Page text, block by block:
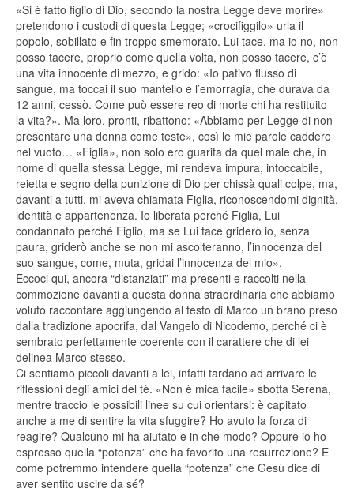
«Si è fatto figlio di Dio, secondo la nostra Legge deve morire»
pretendono i custodi di questa Legge; «crocifiggilo» urla il
popolo, sobillato e fin troppo smemorato. Lui tace, ma io no, non
posso tacere, proprio come quella volta, non posso tacere, c’è
una vita innocente di mezzo, e grido: «Io pativo flusso di
sangue, ma toccai il suo mantello e l’emorragia, che durava da
12 anni, cessò. Come può essere reo di morte chi ha restituito
la vita?». Ma loro, pronti, ribattono: «Abbiamo per Legge di non
presentare una donna come teste», così le mie parole caddero
nel vuoto… «Figlia», non solo ero guarita da quel male che, in
nome di quella stessa Legge, mi rendeva impura, intoccabile,
reietta e segno della punizione di Dio per chissà quali colpe, ma,
davanti a tutti, mi aveva chiamata Figlia, riconoscendomi dignità,
identità e appartenenza. Io liberata perché Figlia, Lui
condannato perché Figlio, ma se Lui tace griderò io, senza
paura, griderò anche se non mi ascolteranno, l’innocenza del
suo sangue, come, muta, gridai l’innocenza del mio».
Eccoci qui, ancora “distanziati” ma presenti e raccolti nella
commozione davanti a questa donna straordinaria che abbiamo
voluto raccontare aggiungendo al testo di Marco un brano preso
dalla tradizione apocrifa, dal Vangelo di Nicodemo, perché ci è
sembrato perfettamente coerente con il carattere che di lei
delinea Marco stesso.
Ci sentiamo piccoli davanti a lei, infatti tardano ad arrivare le
riflessioni degli amici del tè. «Non è mica facile» sbotta Serena,
mentre traccio le possibili linee su cui orientarsi: è capitato
anche a me di sentire la vita sfuggire? Ho avuto la forza di
reagire? Qualcuno mi ha aiutato e in che modo? Oppure io ho
espresso quella “potenza” che ha favorito una resurrezione? E
come potremmo intendere quella “potenza” che Gesù dice di
aver sentito uscire da sé?